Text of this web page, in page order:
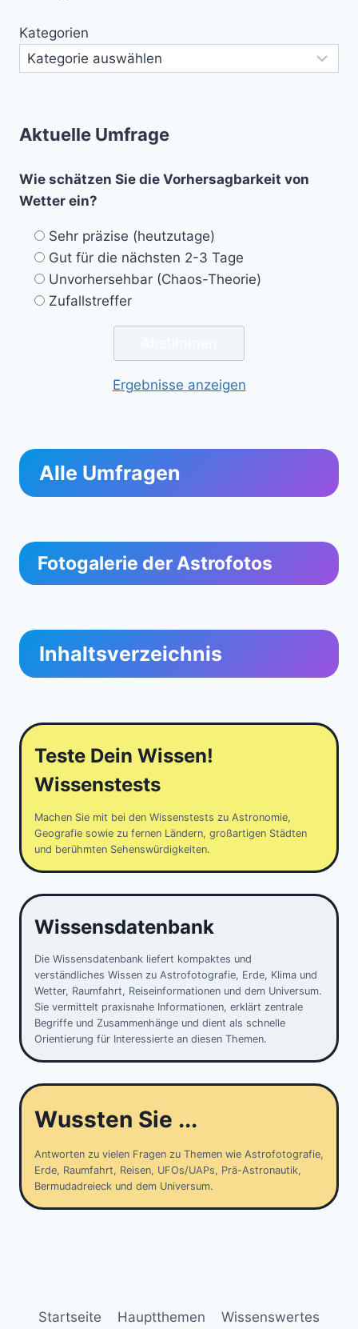
Kategorien
Aktuelle Umfrage
Wie schätzen Sie die Vorhersagbarkeit von
Wetter ein?
Sehr präzise (heutzutage)
Gut für die nächsten 2-3 Tage
Unvorhersehbar (Chaos-Theorie)
Zufallstreffer
Ergebnisse anzeigen
Alle Umfragen
Fotogalerie der Astrofotos
Inhaltsverzeichnis
Teste Dein Wissen!
Wissenstests
Machen Sie mit bei den Wissenstests zu Astronomie,
Geografie sowie zu fernen Ländern, großartigen Städten
und berühmten Sehenswürdigkeiten.
Wissensdatenbank
Die Wissensdatenbank liefert kompaktes und
verständliches Wissen zu Astrofotografie, Erde, Klima und
Wetter, Raumfahrt, Reiseinformationen und dem Universum.
Sie vermittelt praxisnahe Informationen, erklärt zentrale
Begriffe und Zusammenhänge und dient als schnelle
Orientierung für Interessierte an diesen Themen.
Wussten Sie ...
Antworten zu vielen Fragen zu Themen wie Astrofotografie,
Erde, Raumfahrt, Reisen, UFOs/UAPs, Prä-Astronautik,
Bermudadreieck und dem Universum.
Startseite Hauptthemen Wissenswertes